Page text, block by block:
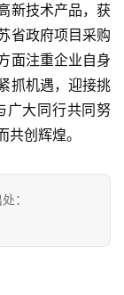
新技术产品，获
省政府项目采购
面注重企业自身
抓机遇，迎接挑
广大同行共同努
创辉煌。
：